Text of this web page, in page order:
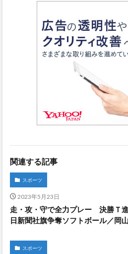
関連する記事
スポーツ
2023年5月23日
走・攻・守で全力プレー 決勝Ｔ
日新聞社旗争奪ソフトボール／岡
スポーツ